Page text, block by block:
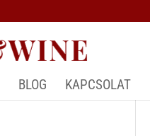
BLOG KAPCSOLAT